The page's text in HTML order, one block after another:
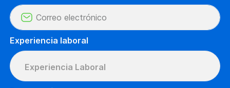
Experiencia laboral
Experiencia Laboral